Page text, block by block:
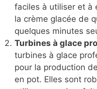
faciles à utiliser et à
la crème glacée de
quelques minutes
Turbines à glace
turbines à glace
pour la production
en pot. Elles sont